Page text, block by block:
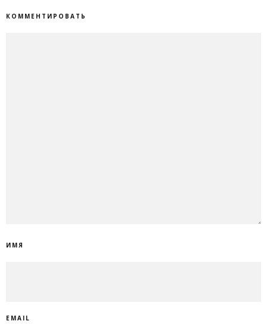
КОММЕНТИРОВАТЬ
ИМЯ
EMAIL